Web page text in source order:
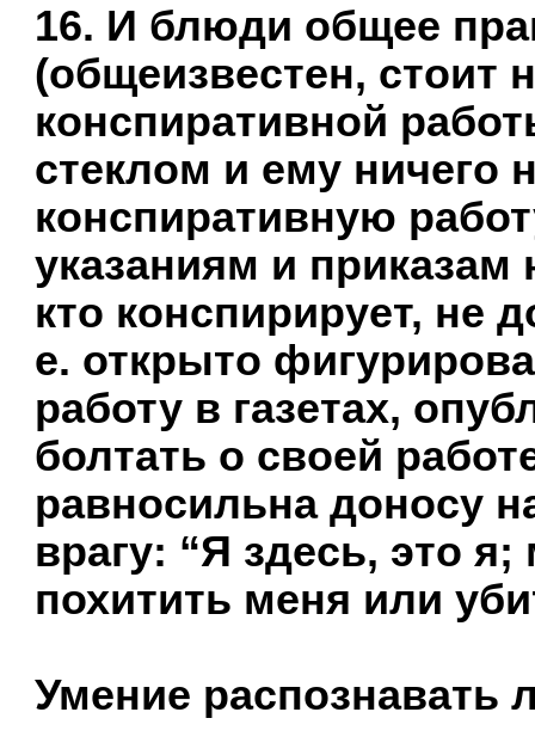
16. И блюди общее
(общеизвестен, стоит
конспиративной
стеклом и ему ничего
конспиративную
указаниям и
кто конспирирует, не
е. открыто
работу в газетах,
болтать о своей
равносильна доносу
врагу: “Я здесь, это
похитить меня или
Умение распознавать